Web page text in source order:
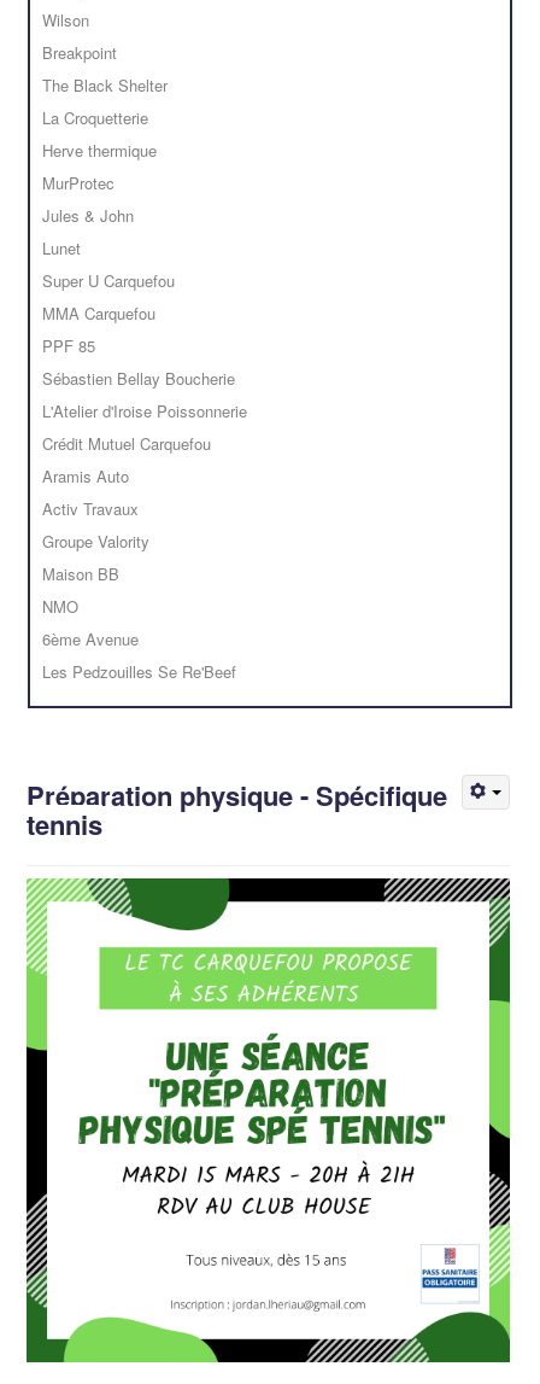
Wilson
Breakpoint
The Black Shelter
La Croquetterie
Herve thermique
MurProtec
Jules & John
Lunet
Super U Carquefou
MMA Carquefou
PPF 85
Sébastien Bellay Boucherie
L'Atelier d'Iroise Poissonnerie
Crédit Mutuel Carquefou
Aramis Auto
Activ Travaux
Groupe Valority
Maison BB
NMO
6ème Avenue
Les Pedzouilles Se Re'Beef
Préparation physique - Spécifique
tennis